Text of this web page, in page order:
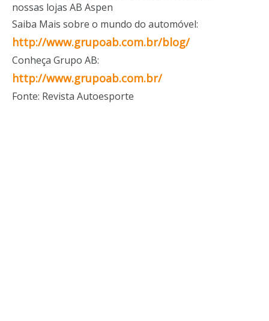
nossas lojas AB Aspen
Saiba Mais sobre o mundo do automóvel:
http://www.grupoab.com.br/blog/
Conheça Grupo AB:
http://www.grupoab.com.br/
Fonte: Revista Autoesporte